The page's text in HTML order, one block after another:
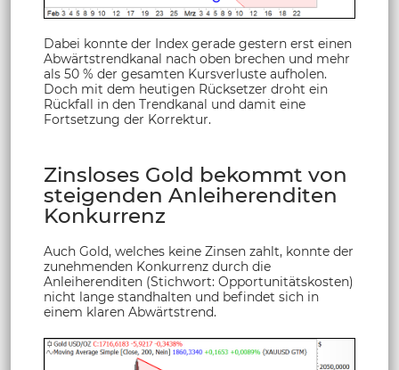
Dabei konnte der Index gerade gestern erst einen
Abwärtstrendkanal nach oben brechen und mehr
als 50 % der gesamten Kursverluste aufholen.
Doch mit dem heutigen Rücksetzer droht ein
Rückfall in den Trendkanal und damit eine
Fortsetzung der Korrektur.
Zinsloses Gold bekommt von
steigenden Anleiherenditen
Konkurrenz
Auch Gold, welches keine Zinsen zahlt, konnte der
zunehmenden Konkurrenz durch die
Anleiherenditen (Stichwort: Opportunitätskosten)
nicht lange standhalten und befindet sich in
einem klaren Abwärtstrend.